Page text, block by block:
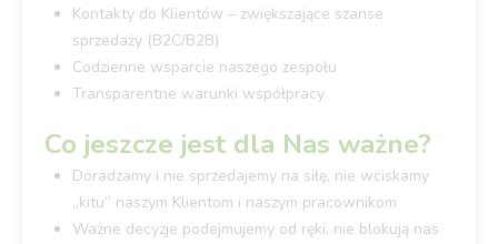
Kontakty do Klientów – zwiększające szanse
sprzedaży (B2C/B2B)
Codzienne wsparcie naszego zespołu
Transparentne warunki współpracy
Co jeszcze jest dla Nas ważne?
Doradzamy i nie sprzedajemy na siłę, nie wciskamy
„kitu” naszym Klientom i naszym pracownikom
Ważne decyzje podejmujemy od ręki, nie blokują nas